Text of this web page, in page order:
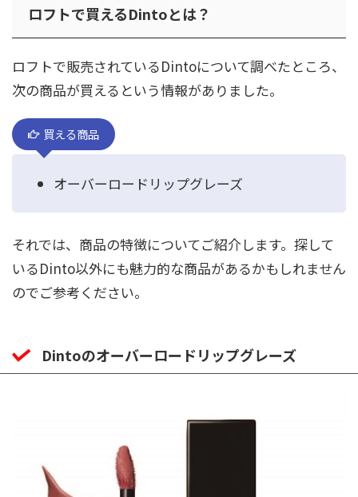
ロフトで買えるDintoとは？
ロフトで販売されているDintoについて調べたところ、
次の商品が買えるという情報がありました。
買える商品
オーバーロードリップグレーズ
それでは、商品の特徴についてご紹介します。探して
いるDinto以外にも魅力的な商品があるかもしれません
のでご参考ください。
Dintoのオーバーロードリップグレーズ